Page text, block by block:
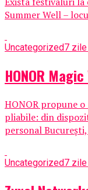
Summer Well –
Uncategorized7
HONOR
HONOR propune
pliabile: din
personal
Uncategorized7